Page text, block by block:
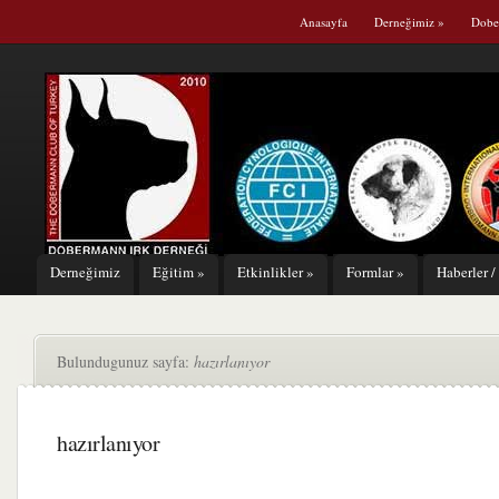
Anasayfa Derneğimiz »
Derneğimiz Eğitim» Etkinlikler» Formlar» Haberler
Bulundugunuz sayfa: hazırlanıyor
hazırlanıyor